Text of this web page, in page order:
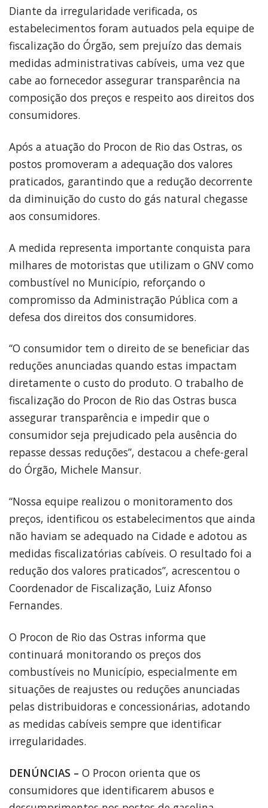
Diante da irregularidade verificada, os
estabelecimentos foram autuados pela equipe de
fiscalização do Órgão, sem prejuízo das demais
medidas administrativas cabíveis, uma vez que
cabe ao fornecedor assegurar transparência na
composição dos preços e respeito aos direitos dos
consumidores.
Após a atuação do Procon de Rio das Ostras, os
postos promoveram a adequação dos valores
praticados, garantindo que a redução decorrente
da diminuição do custo do gás natural chegasse
aos consumidores.
A medida representa importante conquista para
milhares de motoristas que utilizam o GNV como
combustível no Município, reforçando o
compromisso da Administração Pública com a
defesa dos direitos dos consumidores.
“O consumidor tem o direito de se beneficiar das
reduções anunciadas quando estas impactam
diretamente o custo do produto. O trabalho de
fiscalização do Procon de Rio das Ostras busca
assegurar transparência e impedir que o
consumidor seja prejudicado pela ausência do
repasse dessas reduções”, destacou a chefe-geral
do Órgão, Michele Mansur.
“Nossa equipe realizou o monitoramento dos
preços, identificou os estabelecimentos que ainda
não haviam se adequado na Cidade e adotou as
medidas fiscalizatórias cabíveis. O resultado foi a
redução dos valores praticados”, acrescentou o
Coordenador de Fiscalização, Luiz Afonso
Fernandes.
O Procon de Rio das Ostras informa que
continuará monitorando os preços dos
combustíveis no Município, especialmente em
situações de reajustes ou reduções anunciadas
pelas distribuidoras e concessionárias, adotando
as medidas cabíveis sempre que identificar
irregularidades.
DENÚNCIAS – O Procon orienta que os
consumidores que identificarem abusos e